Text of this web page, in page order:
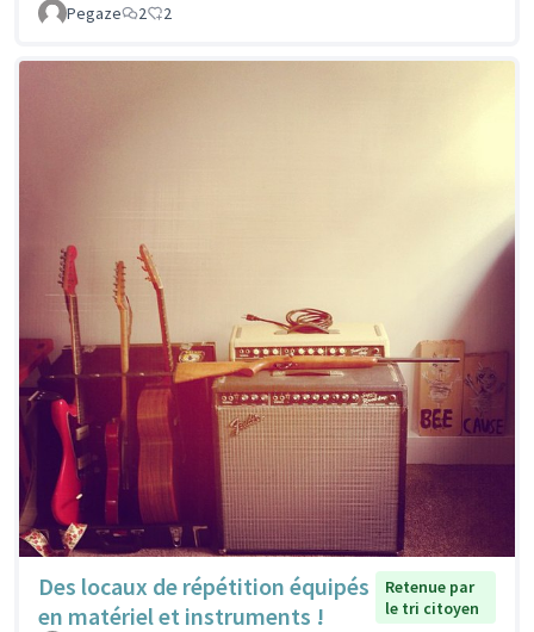
Pegaze
2 2
Des locaux de répétition équipés
en matériel et instruments !
Retenue par
le tri citoyen